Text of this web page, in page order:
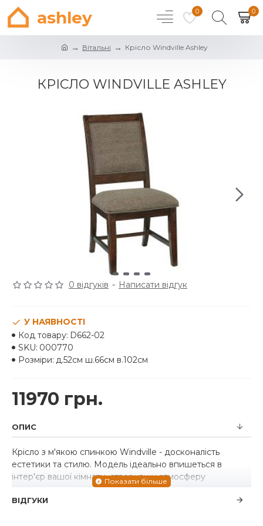
ashley 0 0
Вітальні Крісло Windville Ashley
КРІСЛО WINDVILLE ASHLEY
0 відгуків - Написати відгук
11970 грн.
У НАЯВНОСТІ
Код товару: D662-02
SKU: 000770
Розміри: д.52см ш.66см в.102см
ОПИС
Крісло з м'якою спинкою Windville - досконалість
естетики та стилю. Модель ідеально впишеться в
інтер'єр вашої кімнати, створивши атмосферу
домашнього затишку та комфорту. Виробник
американська меблева фабрика "Ashley". Багато
ВІДГУКИ